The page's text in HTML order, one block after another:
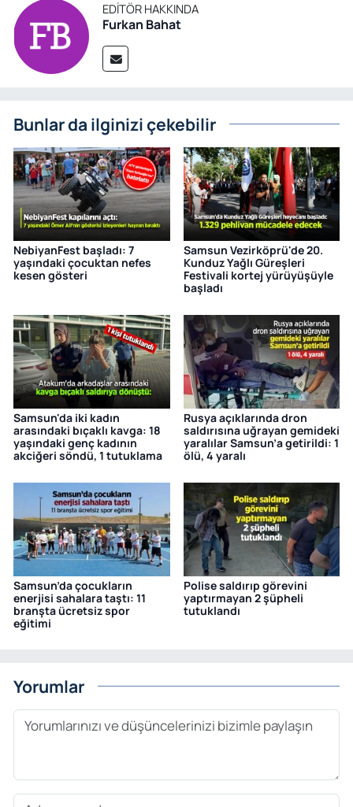
EDITÖR HAKKINDA
Furkan Bahat
Bunlar da ilginizi çekebilir
NebiyanFest başladı: 7
yaşındaki çocuktan nefes
kesen gösteri
Samsun Vezirköprü'de 20.
Kunduz Yağlı Güreşleri
Festivali kortej yürüyüşüyle
başladı
Samsun'da iki kadın
arasındaki bıçaklı kavga: 18
yaşındaki genç kadının
akciğeri söndü, 1 tutuklama
Rusya açıklarında dron
saldırısına uğrayan gemideki
yaralılar Samsun’a getirildi: 1
ölü, 4 yaralı
Samsun’da çocukların
enerjisi sahalara taştı: 11
branşta ücretsiz spor
eğitimi
Polise saldırıp görevini
yaptırmayan 2 şüpheli
tutuklandı
Yorumlar